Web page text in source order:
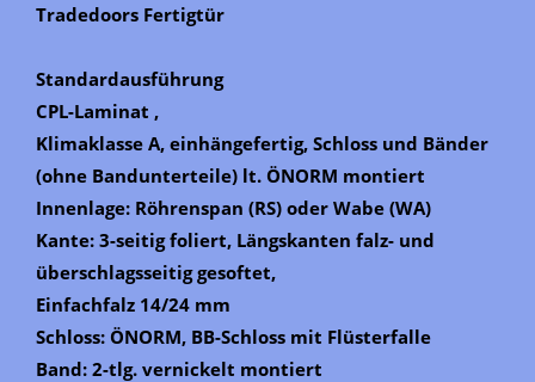
Tradedoors Fertigtür
Standardausführung
CPL-Laminat ,
Klimaklasse A, einhängefertig, Schloss und Bänder
(ohne Bandunterteile) lt. ÖNORM montiert
Innenlage: Röhrenspan (RS) oder Wabe (WA)
Kante: 3-seitig foliert, Längskanten falz- und
überschlagsseitig gesoftet,
Einfachfalz 14/24 mm
Schloss: ÖNORM, BB-Schloss mit Flüsterfalle
Band: 2-tlg. vernickelt montiert